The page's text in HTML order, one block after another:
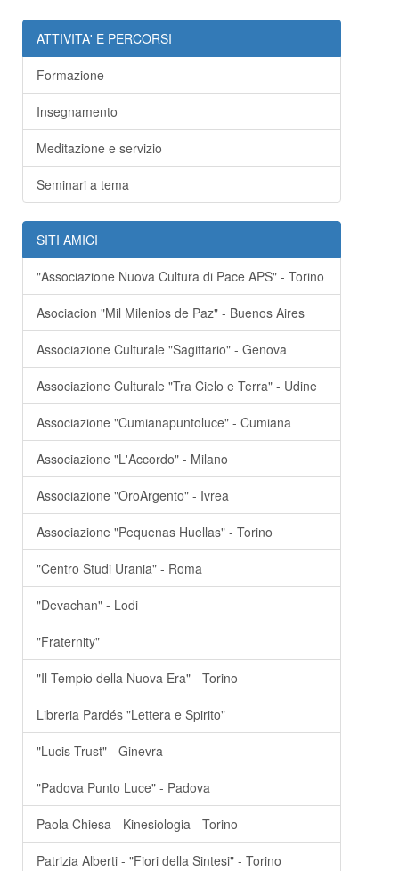
ATTIVITA' E PERCORSI
Formazione
Insegnamento
Meditazione e servizio
Seminari a tema
SITI AMICI
"Associazione Nuova Cultura di Pace APS" - Torino
Asociacion "Mil Milenios de Paz" - Buenos Aires
Associazione Culturale "Sagittario" - Genova
Associazione Culturale "Tra Cielo e Terra" - Udine
Associazione "Cumianapuntoluce" - Cumiana
Associazione "L'Accordo" - Milano
Associazione "OroArgento" - Ivrea
Associazione "Pequenas Huellas" - Torino
"Centro Studi Urania" - Roma
"Devachan" - Lodi
"Fraternity"
"Il Tempio della Nuova Era" - Torino
Libreria Pardés "Lettera e Spirito"
"Lucis Trust" - Ginevra
"Padova Punto Luce" - Padova
Paola Chiesa - Kinesiologia - Torino
Patrizia Alberti - "Fiori della Sintesi" - Torino